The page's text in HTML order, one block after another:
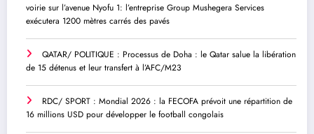
voirie sur l’avenue Nyofu 1: l’entreprise Group Mushegera Services
exécutera 1200 mètres carrés des pavés
QATAR/ POLITIQUE : Processus de Doha : le Qatar salue la libération
de 15 détenus et leur transfert à l’AFC/M23
RDC/ SPORT : Mondial 2026 : la FECOFA prévoit une répartition de
16 millions USD pour développer le football congolais